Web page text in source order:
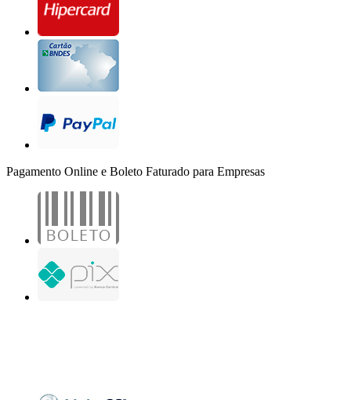
Pagamento Online e Boleto Faturado para Empresas